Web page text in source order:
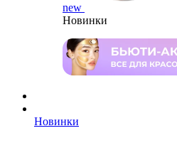
new
Новинки
Новинки